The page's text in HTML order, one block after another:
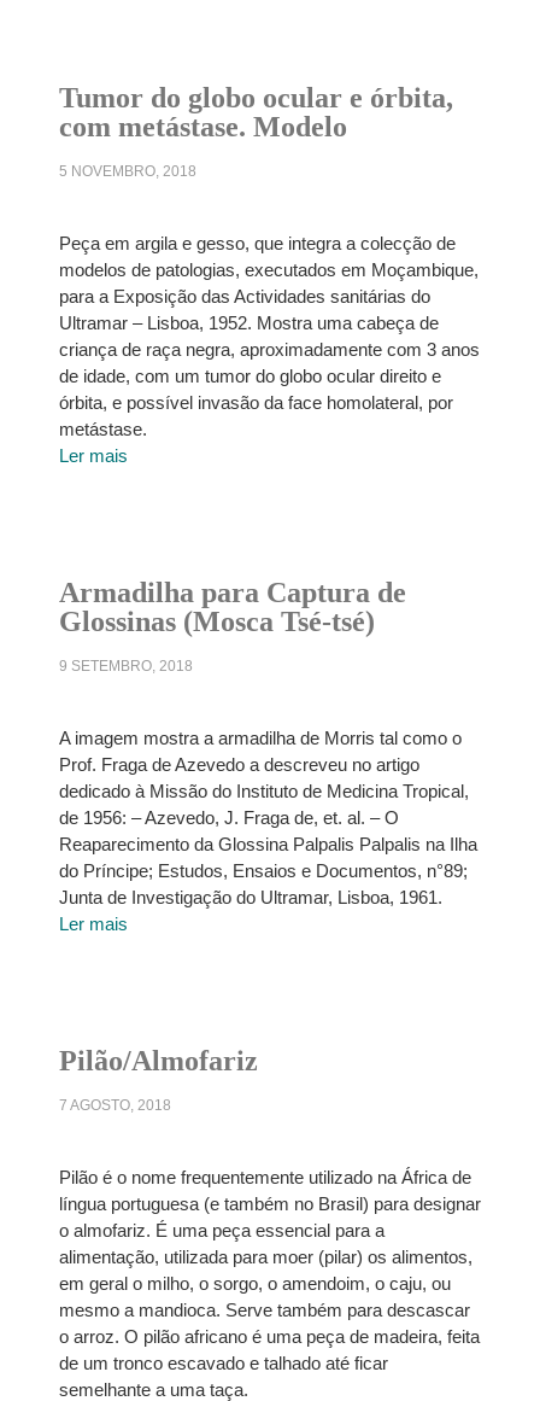
Tumor do globo ocular e órbita,
com metástase. Modelo
5 NOVEMBRO, 2018
Peça em argila e gesso, que integra a colecção de
modelos de patologias, executados em Moçambique,
para a Exposição das Actividades sanitárias do
Ultramar – Lisboa, 1952. Mostra uma cabeça de
criança de raça negra, aproximadamente com 3 anos
de idade, com um tumor do globo ocular direito e
órbita, e possível invasão da face homolateral, por
metástase.
Ler mais
Armadilha para Captura de
Glossinas (Mosca Tsé-tsé)
9 SETEMBRO, 2018
A imagem mostra a armadilha de Morris tal como o
Prof. Fraga de Azevedo a descreveu no artigo
dedicado à Missão do Instituto de Medicina Tropical,
de 1956: – Azevedo, J. Fraga de, et. al. – O
Reaparecimento da Glossina Palpalis Palpalis na Ilha
do Príncipe; Estudos, Ensaios e Documentos, n°89;
Junta de Investigação do Ultramar, Lisboa, 1961.
Ler mais
Pilão/Almofariz
7 AGOSTO, 2018
Pilão é o nome frequentemente utilizado na África de
língua portuguesa (e também no Brasil) para designar
o almofariz. É uma peça essencial para a
alimentação, utilizada para moer (pilar) os alimentos,
em geral o milho, o sorgo, o amendoim, o caju, ou
mesmo a mandioca. Serve também para descascar
o arroz. O pilão africano é uma peça de madeira, feita
de um tronco escavado e talhado até ficar
semelhante a uma taça.